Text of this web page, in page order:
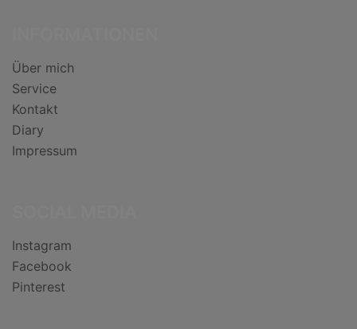
Über mich
Service
Kontakt
Diary
Impressum
Instagram
Facebook
Pinterest